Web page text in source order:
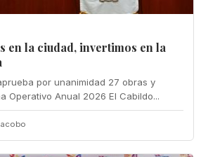
en la ciudad, invertimos en la
por unanimidad 27 obras y
Operativo Anual 2026 El Cabildo...